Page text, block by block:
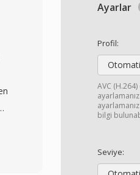
Ayarlar
Profil:
AVC
bilgi
Seviye: